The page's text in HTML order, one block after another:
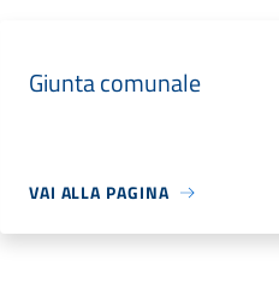
Giunta comunale
VAI ALLA PAGINA